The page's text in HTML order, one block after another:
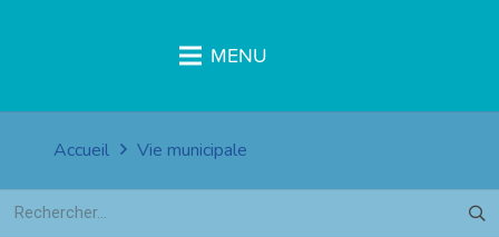
MENU
Accueil Vie municipale
Rechercher :